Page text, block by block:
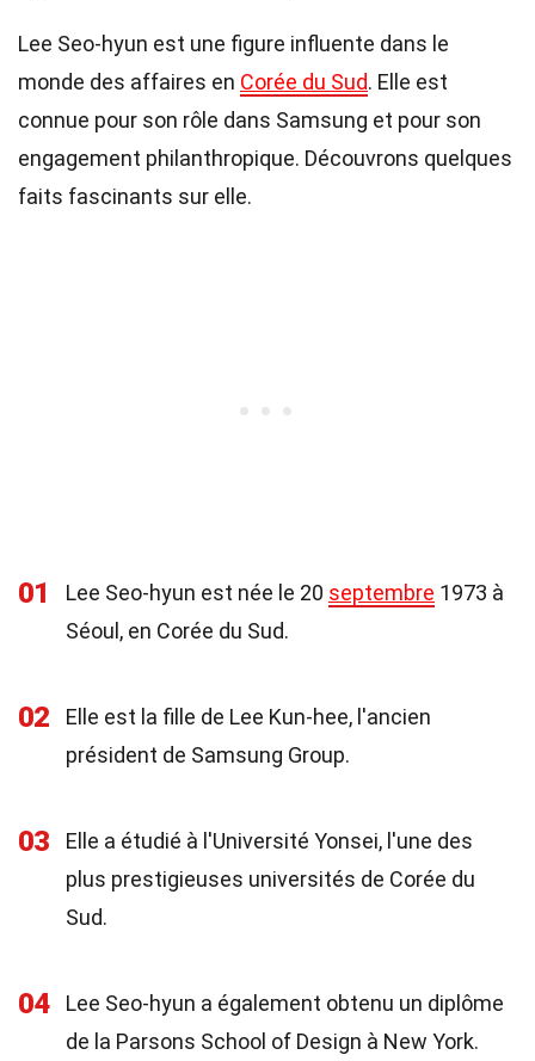
Lee Seo-hyun est une figure influente dans le
monde des affaires en Corée du Sud. Elle est
connue pour son rôle dans Samsung et pour son
engagement philanthropique. Découvrons quelques
faits fascinants sur elle.
01 Lee Seo-hyun est née le 20 septembre 1973 à
Séoul, en Corée du Sud.
02
Elle est la fille de Lee Kun-hee, l'ancien
président de Samsung Group.
03
Elle a étudié à l'Université Yonsei, l'une des
plus prestigieuses universités de Corée du
Sud.
04
Lee Seo-hyun a également obtenu un diplôme
de la Parsons School of Design à New York.